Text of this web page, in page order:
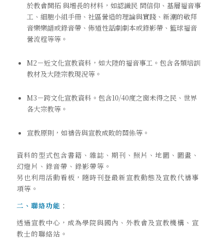
於教會開拓 與增長的材料，如認識民 間信仰、基層福音事
工、細胞小組手冊、社區營造的理論與實踐、新潮的敬拜
音樂樂譜或錄音帶、佈道性話劇劇本或錄影帶、籃球福音
營流程等等。
M2－近文化宣教資料，如大陸的福音事工。包含各類培訓
教材及大陸宗教現況等。
M3－跨文化宣教資料。包含10/40度之窗未得之民、世界
各大宗教等。
宣教原則，如禱告與宣教成敗的關係等。
資料的型式包含書籍、雜誌、期刊、照片、地圖、圖畫、
幻燈片、錄音帶、錄影帶等。
另也利用活動看板，隨時刊登最新宣教動態及宣教代禱事
項等。
二、聯絡功能 ：
透過宣教中心，成為學院與國內、外教會及宣教機構、宣
教士的聯絡站。